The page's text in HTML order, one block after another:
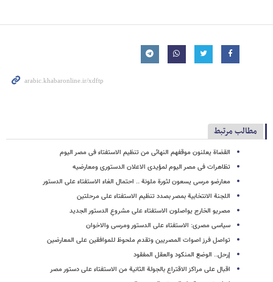
مطالب مرتبط
القضاة یعلنون موقفهم النهائی من تنظیم الاستفتاء فی مصر الیوم
تظاهرات فی مصر الیوم لمؤیدی الاعلان الدستوری ومعارضیه
معارضو مرسی یسعون لثورة ملونة .. احتمال الغاء الاستفتاء على الدستور
اللجنة الانتخابیة بمصر بصدد تنظیم الاستفتاء على مرحلتین
مصریو الخارج یواصلون الاستفتاء على مشروعِ الدستور الجدید
سیاسی مصری: الاستفتاء على الدستور ومرسی والاخوان
تواصل فرز اصوات المصریین وتقدم ملحوظ للموافقین على المعارضین
إرحل.. الوضع المنکود والعقل المفقود
اقبال على مراکز الاقتراع بالجولة الثانیة من الاستفتاء على دستور مصر